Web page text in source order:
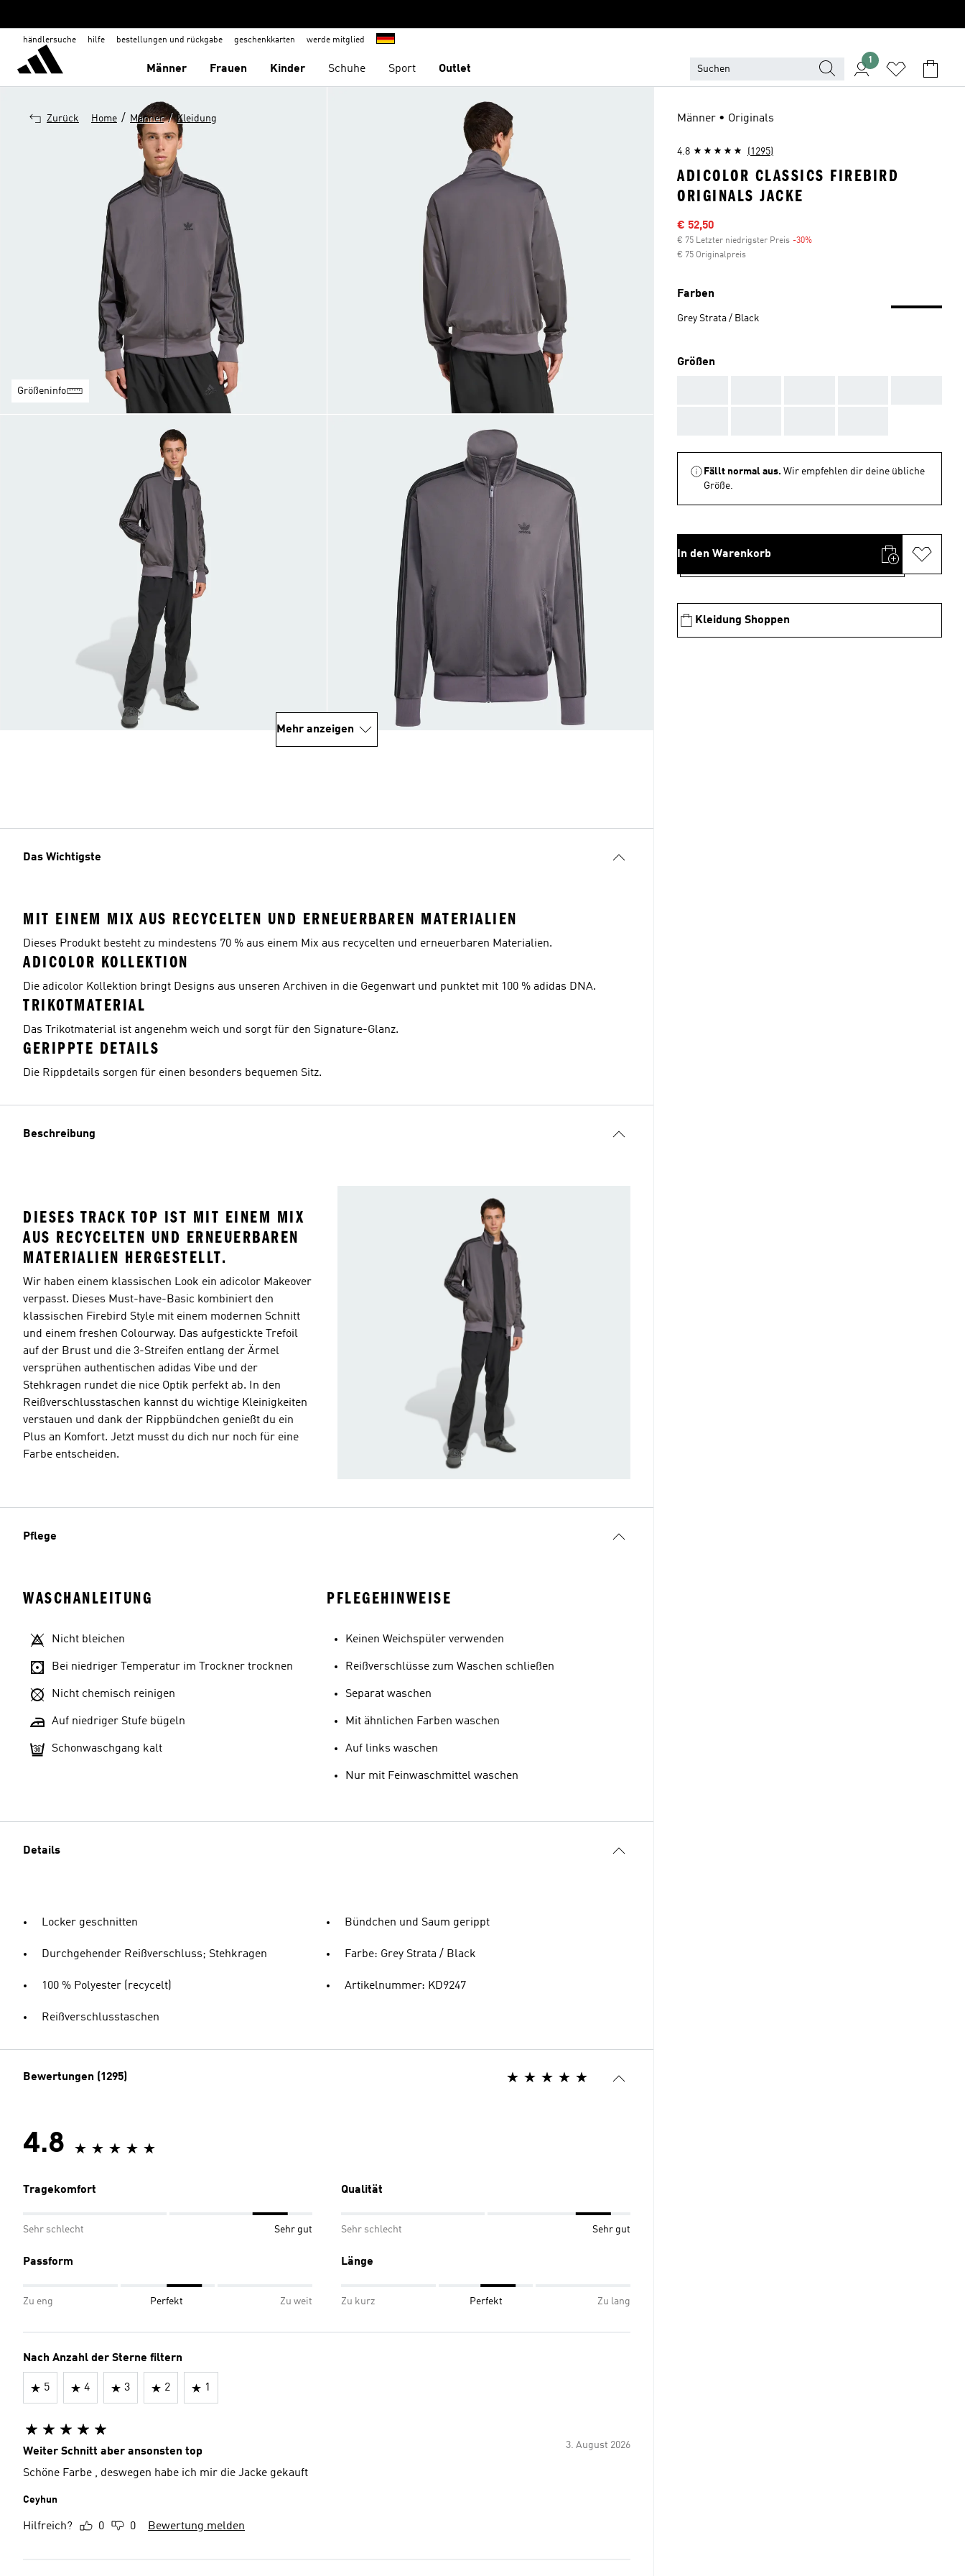
händlersuche hilfe bestellungen und rückgabe geschenkkarten werde mitglied
Männer Frauen Kinder Schuhe Sport Outlet
1
Zurück Home / Männer / Kleidung
Größeninfo
Mehr anzeigen
Das Wichtigste
MIT EINEM MIX AUS RECYCELTEN UND ERNEUERBAREN MATERIALIEN
Dieses Produkt besteht zu mindestens 70 % aus einem Mix aus recycelten und erneuerbaren Materialien.
ADICOLOR KOLLEKTION
Die adicolor Kollektion bringt Designs aus unseren Archiven in die Gegenwart und punktet mit 100 % adidas DNA.
TRIKOTMATERIAL
Das Trikotmaterial ist angenehm weich und sorgt für den Signature-Glanz.
GERIPPTE DETAILS
Die Rippdetails sorgen für einen besonders bequemen Sitz.
Beschreibung
DIESES TRACK TOP IST MIT EINEM MIX
AUS RECYCELTEN UND ERNEUERBAREN
MATERIALIEN HERGESTELLT.
Wir haben einem klassischen Look ein adicolor Makeover
verpasst. Dieses Must-have-Basic kombiniert den
klassischen Firebird Style mit einem modernen Schnitt
und einem freshen Colourway. Das aufgestickte Trefoil
auf der Brust und die 3-Streifen entlang der Ärmel
versprühen authentischen adidas Vibe und der
Stehkragen rundet die nice Optik perfekt ab. In den
Reißverschlusstaschen kannst du wichtige Kleinigkeiten
verstauen und dank der Rippbündchen genießt du ein
Plus an Komfort. Jetzt musst du dich nur noch für eine
Farbe entscheiden.
Pflege
WASCHANLEITUNG
Nicht bleichen
Bei niedriger Temperatur im Trockner trocknen
Nicht chemisch reinigen
Auf niedriger Stufe bügeln
Schonwaschgang kalt
PFLEGEHINWEISE
Keinen Weichspüler verwenden
Reißverschlüsse zum Waschen schließen
Separat waschen
Mit ähnlichen Farben waschen
Auf links waschen
Nur mit Feinwaschmittel waschen
Details
Locker geschnitten
Durchgehender Reißverschluss; Stehkragen
100 % Polyester (recycelt)
Reißverschlusstaschen
Bündchen und Saum gerippt
Farbe: Grey Strata / Black
Artikelnummer: KD9247
Bewertungen (1295)
4.8
Tragekomfort
Sehr schlecht Sehr gut
Qualität
Sehr schlecht Sehr gut
Passform
Zu eng Perfekt Zu weit
Länge
Zu kurz Perfekt Zu lang
Nach Anzahl der Sterne filtern
5 4 3 2 1
3. August 2026
Weiter Schnitt aber ansonsten top
Schöne Farbe , deswegen habe ich mir die Jacke gekauft
Ceyhun
Hilfreich? 0 0 Bewertung melden
Männer • Originals
4.8 (1295)
ADICOLOR CLASSICS FIREBIRD
ORIGINALS JACKE
Sale-Preis
€ 52,50
€ 75 Letzter niedrigster Preis -30%
€ 75 Originalpreis
Farben
Grey Strata / Black
Größen
Fällt normal aus. Wir empfehlen dir deine übliche
Größe.
In den Warenkorb
Kleidung Shoppen